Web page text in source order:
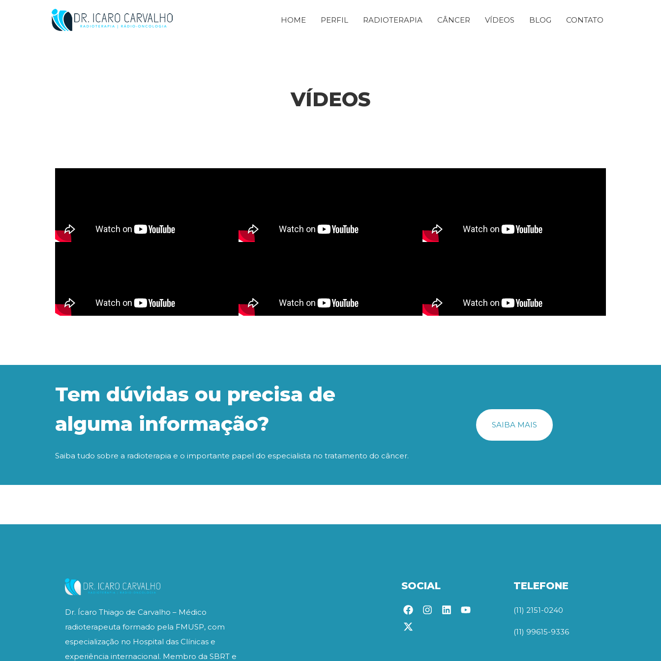
HOME PERFIL RADIOTERAPIA CÂNCER VÍDEOS BLOG CONTATO
VÍDEOS
Tem dúvidas ou precisa de
alguma informação?
Saiba tudo sobre a radioterapia e o importante papel do especialista no tratamento do câncer.
SAIBA MAIS
Dr. Ícaro Thiago de Carvalho – Médico
radioterapeuta formado pela FMUSP, com
especialização no Hospital das Clínicas e
experiência internacional. Membro da SBRT e
SOCIAL TELEFONE
(11) 2151-0240
(11) 99615-9336